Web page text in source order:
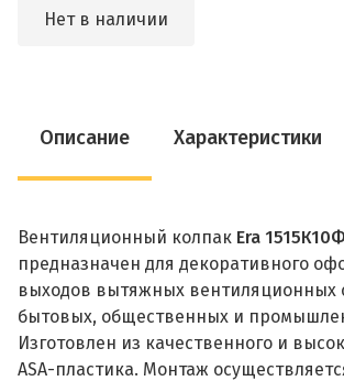
Нет в наличии
Описание Характеристики
Вентиляционный колпак Era
предназначен для декоративного
выходов вытяжных вентиляционных
бытовых, общественных и
Изготовлен из качественного и
ASA-пластика. Монтаж